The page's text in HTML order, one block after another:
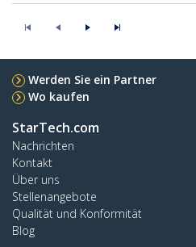
Werden Sie ein Partner
Wo kaufen
StarTech.com
Nachrichten
Kontakt
Über uns
Stellenangebote
Qualität und Konformität
Blog